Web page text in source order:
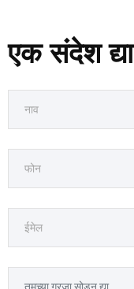
एक संदेश द्या